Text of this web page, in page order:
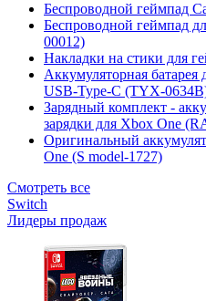
Беспроводной геймпад
Беспроводной геймпад
00012)
Накладки на стики для
Аккумуляторная батарея
USB-Type-C (TYX-
Зарядный комплект -
зарядки для Xbox One
Оригинальный
One (S model-1727)
Смотреть все
Switch
Лидеры продаж